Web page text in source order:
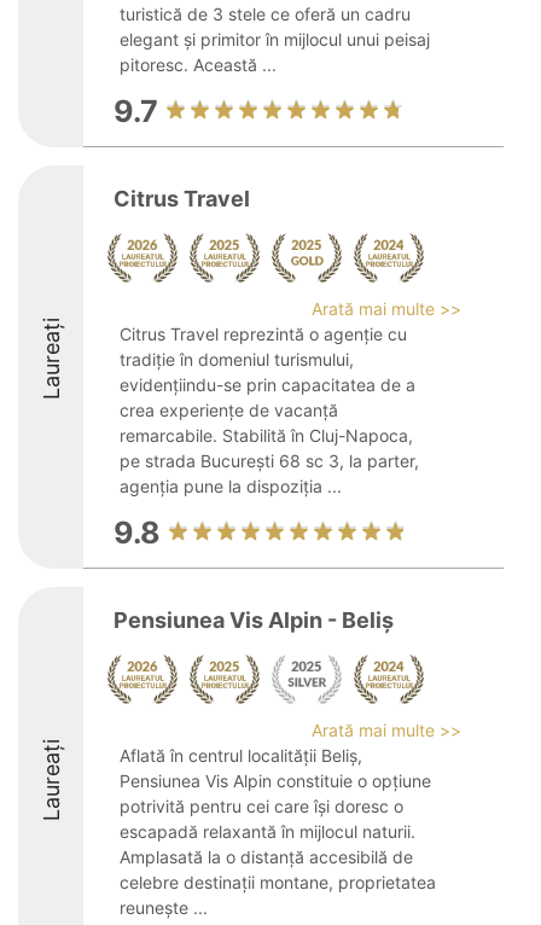
turistică de 3 stele ce oferă un cadru
elegant și primitor în mijlocul unui peisaj
pitoresc. Această ...
9.7
Laureați
Citrus Travel
Arată mai multe >>
Citrus Travel reprezintă o agenție cu
tradiție în domeniul turismului,
evidențiindu-se prin capacitatea de a
crea experiențe de vacanță
remarcabile. Stabilită în Cluj-Napoca,
pe strada București 68 sc 3, la parter,
agenția pune la dispoziția ...
9.8
Laureați
Pensiunea Vis Alpin - Beliș
Arată mai multe >>
Aflată în centrul localității Beliș,
Pensiunea Vis Alpin constituie o opțiune
potrivită pentru cei care își doresc o
escapadă relaxantă în mijlocul naturii.
Amplasată la o distanță accesibilă de
celebre destinații montane, proprietatea
reunește ...